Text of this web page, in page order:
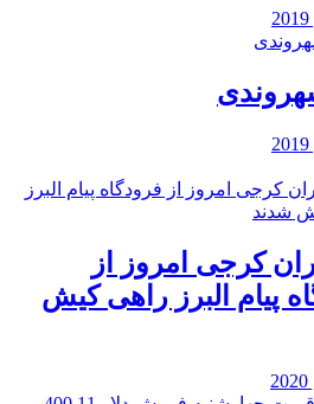
کرجی امروز از
پیام البرز راهی کیش